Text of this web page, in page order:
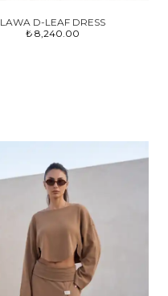
LAWA D-LEAF DRESS
₺ 8,240.00